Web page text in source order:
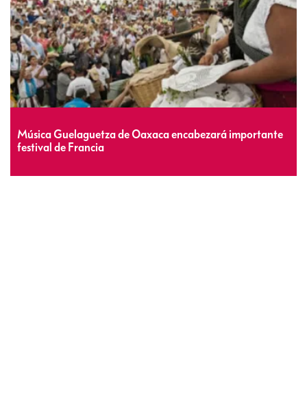
Música Guelaguetza de Oaxaca encabezará importante
festival de Francia